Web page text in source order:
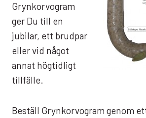
Grynkorvogram
ger Du till en
jubilar, ett brudpar
eller vid något
annat högtidligt
tillfälle.
Beställ Grynkorvogram genom